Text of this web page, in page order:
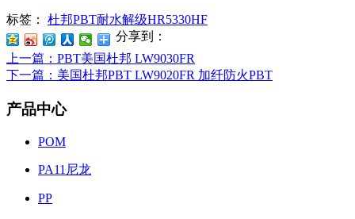
标签：
杜邦PBT耐水解级HR5330HF
分享到：
上一篇 ：PBT美国杜邦 LW9030FR
下一篇 ：美国杜邦PBT LW9020FR 加纤防火PBT
产品中心
POM
PA11尼龙
PP